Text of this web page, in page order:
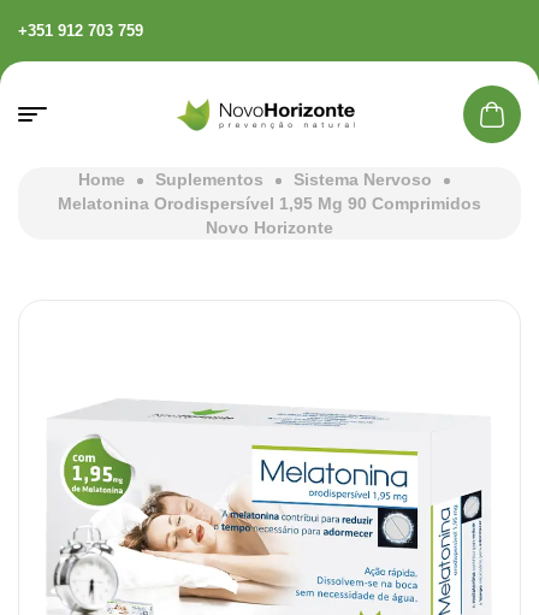
+351 912 703 759
Home Suplementos
Sistema Nervoso
Melatonina Orodispersível 1,95 Mg 90 Comprimidos
Novo Horizonte